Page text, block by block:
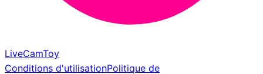
LiveCamToy
Conditions d'utilisationPolitique de